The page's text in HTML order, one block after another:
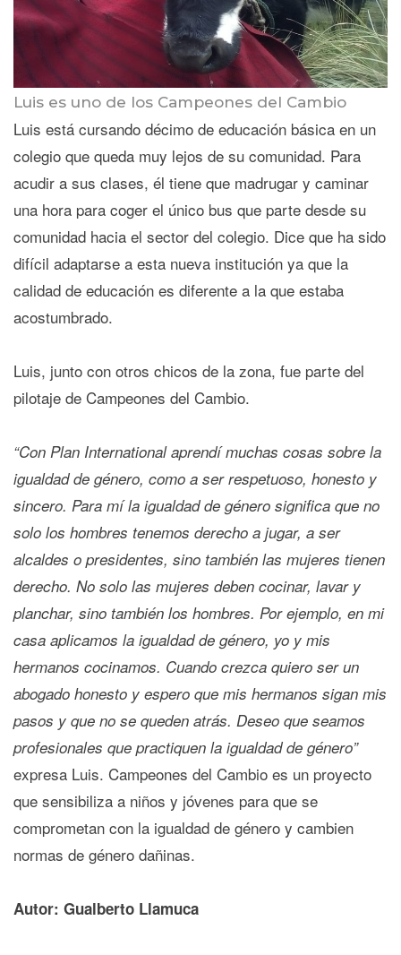
Luis es uno de los Campeones del Cambio
Luis está cursando décimo de educación básica en un
colegio que queda muy lejos de su comunidad. Para
acudir a sus clases, él tiene que madrugar y caminar
una hora para coger el único bus que parte desde su
comunidad hacia el sector del colegio. Dice que ha sido
difícil adaptarse a esta nueva institución ya que la
calidad de educación es diferente a la que estaba
acostumbrado.
Luis, junto con otros chicos de la zona, fue parte del
pilotaje de Campeones del Cambio.
“Con Plan International aprendí muchas cosas sobre la
igualdad de género, como a ser respetuoso, honesto y
sincero. Para mí la igualdad de género significa que no
solo los hombres tenemos derecho a jugar, a ser
alcaldes o presidentes, sino también las mujeres tienen
derecho. No solo las mujeres deben cocinar, lavar y
planchar, sino también los hombres. Por ejemplo, en mi
casa aplicamos la igualdad de género, yo y mis
hermanos cocinamos. Cuando crezca quiero ser un
abogado honesto y espero que mis hermanos sigan mis
pasos y que no se queden atrás. Deseo que seamos
profesionales que practiquen la igualdad de género”
expresa Luis. Campeones del Cambio es un proyecto
que sensibiliza a niños y jóvenes para que se
comprometan con la igualdad de género y cambien
normas de género dañinas.
Autor: Gualberto Llamuca